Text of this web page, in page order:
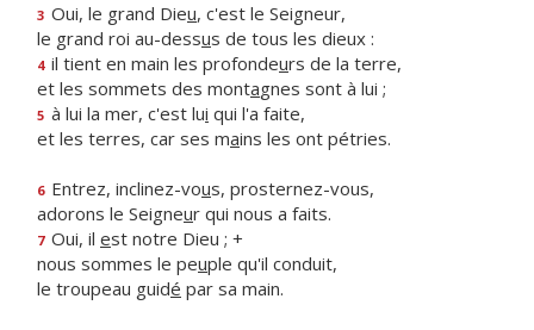
3 Oui, le grand Dieu, c'est le Seigneur,
le grand roi au-dessus de tous les dieux :
4 il tient en main les profondeurs de la terre,
et les sommets des montagnes sont à lui ;
5 à lui la mer, c'est lui qui l'a faite,
et les terres, car ses mains les ont pétries.
6 Entrez, inclinez-vous, prosternez-vous,
adorons le Seigneur qui nous a faits.
7 Oui, il est notre Dieu ; +
nous sommes le peuple qu'il conduit,
le troupeau guidé par sa main.